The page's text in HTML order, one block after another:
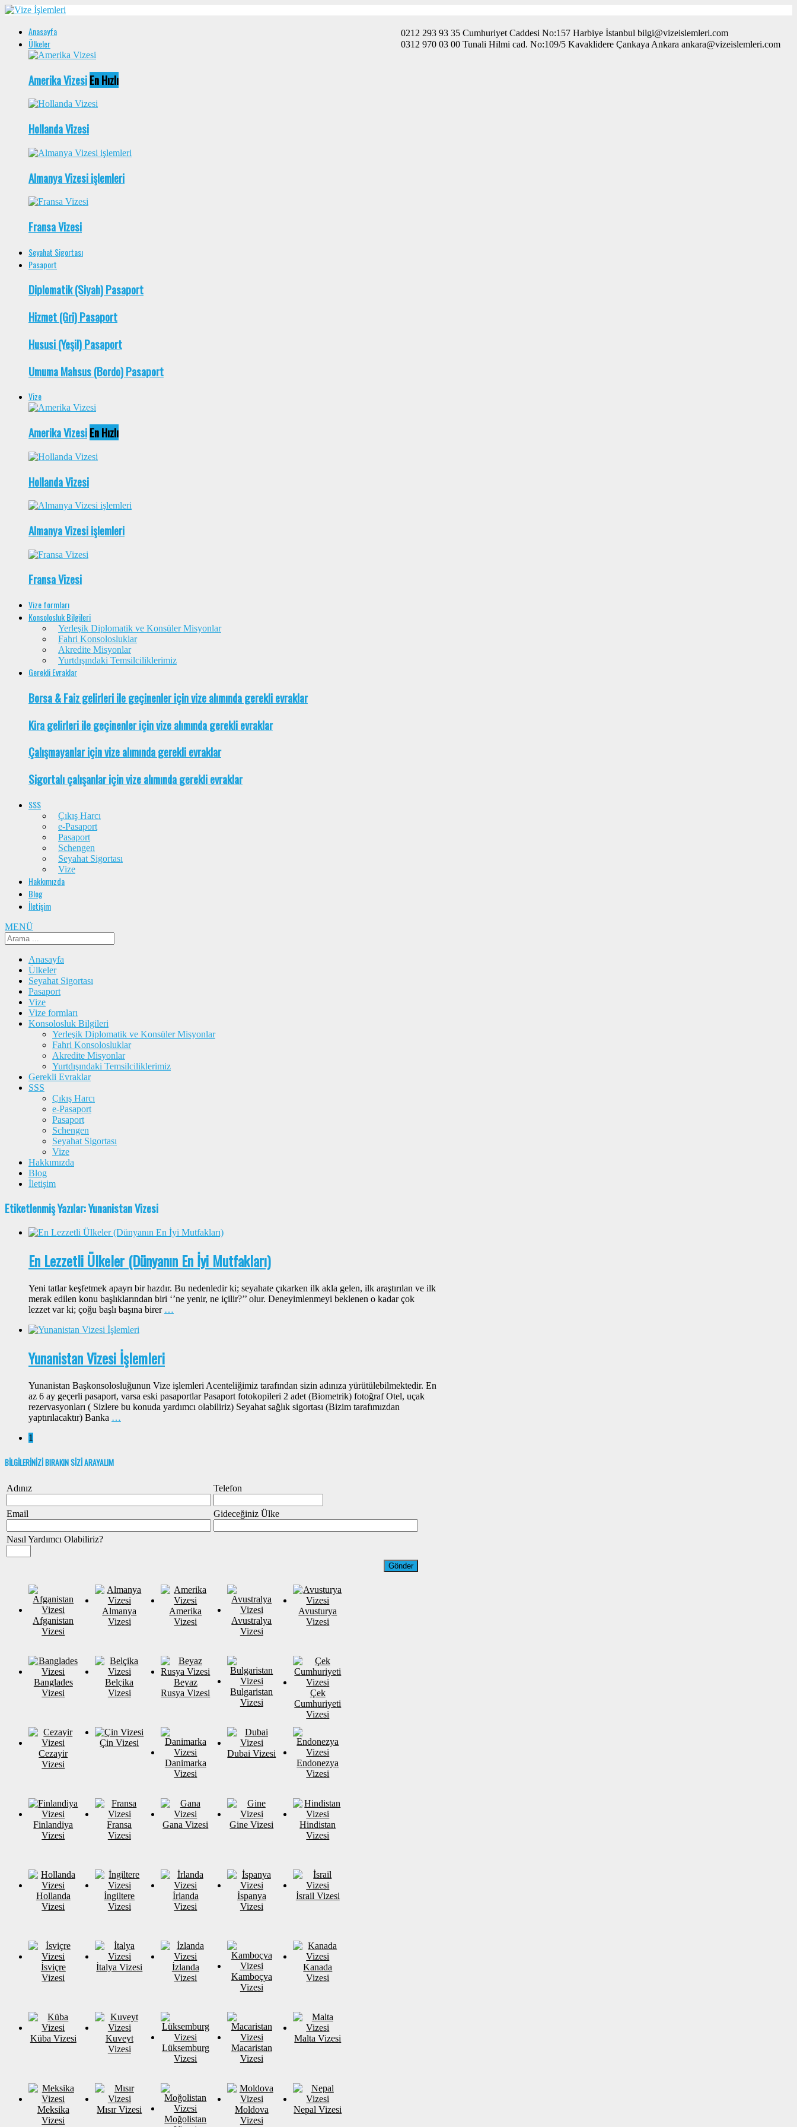
0212 293 93 35 Cumhuriyet Caddesi No:157 Harbiye İstanbul bilgi@vizeislemleri.com
0312 970 03 00 Tunali Hilmi cad. No:109/5 Kavaklidere Çankaya Ankara ankara@vizeislemleri.com
Anasayfa
Ülkeler
Amerika VizesiEn Hızlı
Hollanda Vizesi
Almanya Vizesi işlemleri
Fransa Vizesi
Seyahat Sigortası
Pasaport
Diplomatik (Siyah) Pasaport
Hizmet (Gri) Pasaport
Hususi (Yeşil) Pasaport
Umuma Mahsus (Bordo) Pasaport
Vize
Amerika VizesiEn Hızlı
Hollanda Vizesi
Almanya Vizesi işlemleri
Fransa Vizesi
Vize formları
Konsolosluk Bilgileri
Yerleşik Diplomatik ve Konsüler Misyonlar
Fahri Konsolosluklar
Akredite Misyonlar
Yurtdışındaki Temsilciliklerimiz
Gerekli Evraklar
Borsa & Faiz gelirleri ile geçinenler için vize alımında gerekli evraklar
Kira gelirleri ile geçinenler için vize alımında gerekli evraklar
Çalışmayanlar için vize alımında gerekli evraklar
Sigortalı çalışanlar için vize alımında gerekli evraklar
SSS
Çıkış Harcı
e-Pasaport
Pasaport
Schengen
Seyahat Sigortası
Vize
Hakkımızda
Blog
İletişim
MENÜ
Anasayfa
Ülkeler
Seyahat Sigortası
Pasaport
Vize
Vize formları
Konsolosluk Bilgileri
Yerleşik Diplomatik ve Konsüler Misyonlar
Fahri Konsolosluklar
Akredite Misyonlar
Yurtdışındaki Temsilciliklerimiz
Gerekli Evraklar
SSS
Çıkış Harcı
e-Pasaport
Pasaport
Schengen
Seyahat Sigortası
Vize
Hakkımızda
Blog
İletişim
Etiketlenmiş Yazılar: Yunanistan Vizesi
En Lezzetli Ülkeler (Dünyanın En İyi Mutfakları)
Yeni tatlar keşfetmek apayrı bir hazdır. Bu nedenledir ki; seyahate çıkarken ilk akla gelen, ilk araştırılan ve ilk
merak edilen konu başlıklarından biri ‘’ne yenir, ne içilir?’’ olur. Deneyimlenmeyi beklenen o kadar çok
lezzet var ki; çoğu başlı başına birer …
Yunanistan Vizesi İşlemleri
Yunanistan Başkonsolosluğunun Vize işlemleri Acenteliğimiz tarafından sizin adınıza yürütülebilmektedir. En
az 6 ay geçerli pasaport, varsa eski pasaportlar Pasaport fotokopileri 2 adet (Biometrik) fotoğraf Otel, uçak
rezervasyonları ( Sizlere bu konuda yardımcı olabiliriz) Seyahat sağlık sigortası (Bizim tarafımızdan
yaptırılacaktır) Banka …
1
BİLGİLERİNİZİ BIRAKIN SİZİ ARAYALIM
Adınız Telefon
Email Gideceğiniz Ülke
Nasıl Yardımcı Olabiliriz?
Afganistan
Vizesi
Almanya
Vizesi
Amerika
Vizesi
Avustralya
Vizesi
Avusturya
Vizesi
Banglades
Vizesi
Belçika
Vizesi
Beyaz
Rusya Vizesi
Bulgaristan
Vizesi
Çek
Cumhuriyeti
Vizesi
Cezayir
Vizesi
Çin Vizesi
Danimarka
Vizesi
Dubai Vizesi
Endonezya
Vizesi
Finlandiya
Vizesi
Fransa
Vizesi
Gana Vizesi Gine Vizesi
Hindistan
Vizesi
Hollanda
Vizesi
İngiltere
Vizesi
İrlanda
Vizesi
İspanya
Vizesi
İsrail Vizesi
İsviçre
Vizesi
İtalya Vizesi
İzlanda
Vizesi
Kamboçya
Vizesi
Kanada
Vizesi
Küba Vizesi
Kuveyt
Vizesi
Lüksemburg
Vizesi
Macaristan
Vizesi
Malta Vizesi
Meksika
Vizesi
Mısır Vizesi
Moğolistan
Moldova
Vizesi
Nepal Vizesi